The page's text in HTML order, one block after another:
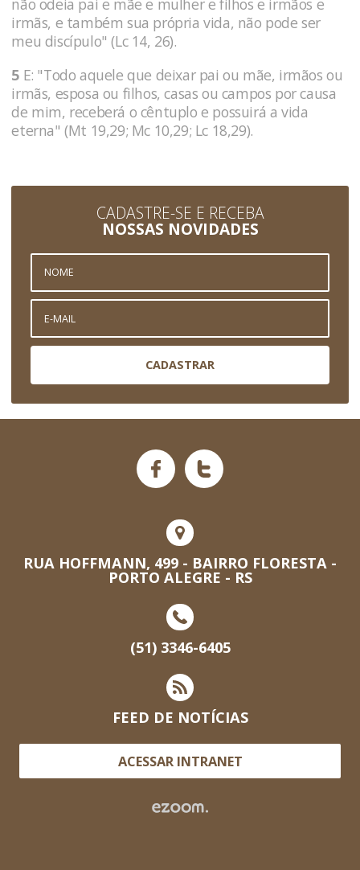
irmãs, e também sua própria vida, não pode ser
meu discípulo" (Lc 14, 26).
5 E: "Todo aquele que deixar pai ou mãe, irmãos ou
irmãs, esposa ou filhos, casas ou campos por causa
de mim, receberá o cêntuplo e possuirá a vida
eterna" (Mt 19,29; Mc 10,29; Lc 18,29).
CADASTRE-SE E RECEBA
NOSSAS NOVIDADES
CADASTRAR
RUA HOFFMANN, 499 - BAIRRO FLORESTA -
PORTO ALEGRE - RS
(51) 3346-6405
FEED DE NOTÍCIAS
ACESSAR INTRANET